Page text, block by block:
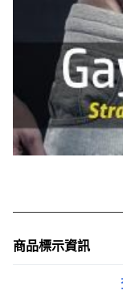
商品標示資訊